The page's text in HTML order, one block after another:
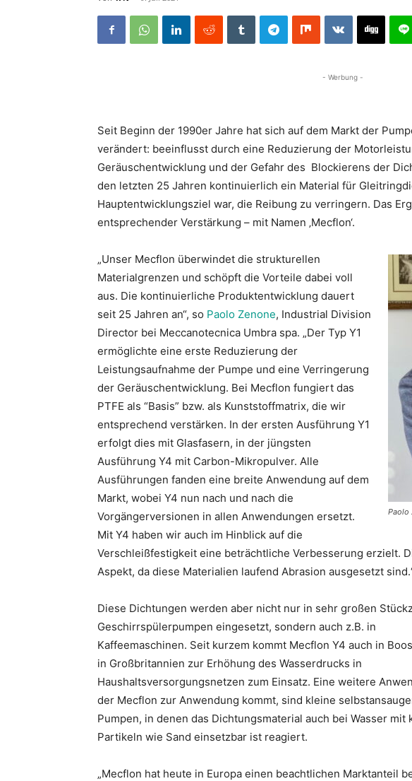
- Werbung -
Seit Beginn der 1990er Jahre hat sich auf dem Markt der
verändert: beeinflusst durch eine Reduzierung der
Geräuschentwicklung und der Gefahr des Blockierens der
den letzten 25 Jahren kontinuierlich ein Material für
Hauptentwicklungsziel war, die Reibung zu verringern. Das
entsprechender Verstärkung – mit Namen ‚Mecflon‘.
Paolo
„Unser Mecflon überwindet die strukturellen
Materialgrenzen und schöpft die Vorteile dabei voll
aus. Die kontinuierliche Produktentwicklung dauert
seit 25 Jahren an“, so Paolo Zenone, Industrial Division
Director bei Meccanotecnica Umbra spa. „Der Typ Y1
ermöglichte eine erste Reduzierung der
Leistungsaufnahme der Pumpe und eine Verringerung
der Geräuschentwicklung. Bei Mecflon fungiert das
PTFE als “Basis” bzw. als Kunststoffmatrix, die wir
entsprechend verstärken. In der ersten Ausführung Y1
erfolgt dies mit Glasfasern, in der jüngsten
Ausführung Y4 mit Carbon-Mikropulver. Alle
Ausführungen fanden eine breite Anwendung auf dem
Markt, wobei Y4 nun nach und nach die
Vorgängerversionen in allen Anwendungen ersetzt.
Mit Y4 haben wir auch im Hinblick auf die
Verschleißfestigkeit eine beträchtliche Verbesserung erzielt.
Aspekt, da diese Materialien laufend Abrasion ausgesetzt
Diese Dichtungen werden aber nicht nur in sehr großen
Geschirrspülerpumpen eingesetzt, sondern auch z.B. in
Kaffeemaschinen. Seit kurzem kommt Mecflon Y4 auch in
in Großbritannien zur Erhöhung des Wasserdrucks in
Haushaltsversorgungsnetzen zum Einsatz. Eine weitere
der Mecflon zur Anwendung kommt, sind kleine
Pumpen, in denen das Dichtungsmaterial auch bei Wasser mit
Partikeln wie Sand einsetzbar ist reagiert.
„Mecflon hat heute in Europa einen beachtlichen Marktanteil